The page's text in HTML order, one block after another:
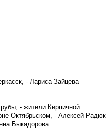
- Лариса Зайцева
- жители Кирпичной
Октябрьском, - Алексей Радюк
Быкадорова